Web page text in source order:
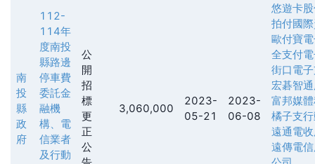
南
投
縣
政
府
112-
114年
度南投
縣路邊
停車費
委託金
融機
構、電
信業者
及行動
公
開
招
標
更
正
公
3,060,000
2023-
05-21
2023-
06-08
悠遊卡
拍付國
歐付寶
全支付
街口電
宏碁智
富邦媒
橘子支
遠通電
遠傳電